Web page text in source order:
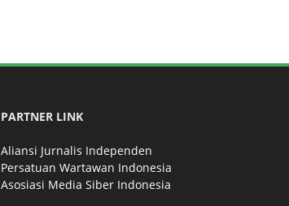
PARTNER LINK
Aliansi Jurnalis Independen
Persatuan Wartawan Indonesia
Asosiasi Media Siber Indonesia